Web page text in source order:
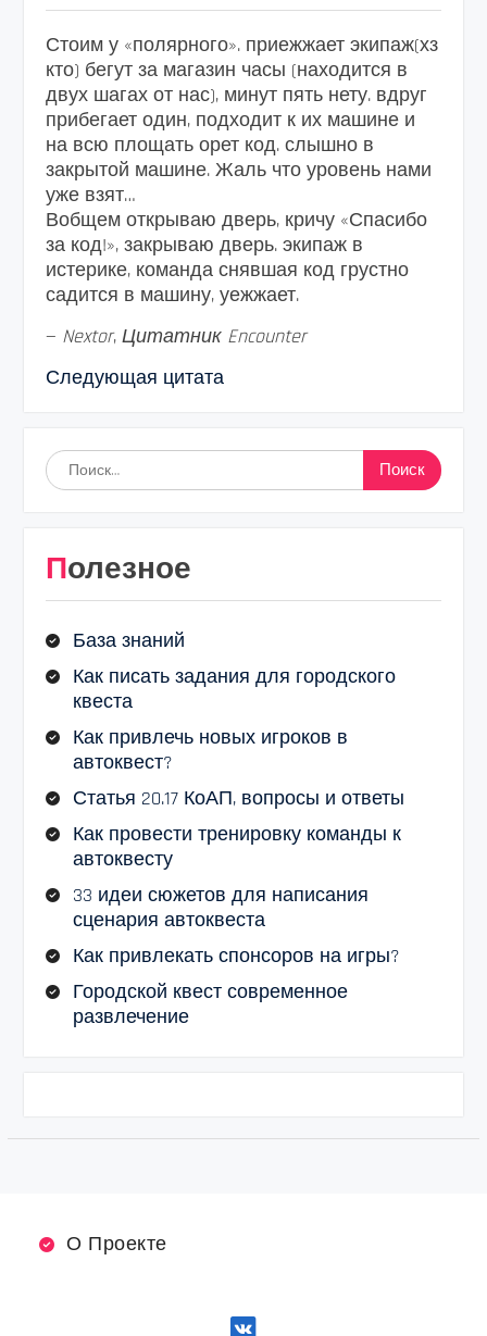
Стоим у «полярного». приежжает экипаж(хз
кто) бегут за магазин часы (находится в
двух шагах от нас), минут пять нету. вдруг
прибегает один, подходит к их машине и
на всю площать орет код. слышно в
закрытой машине. Жаль что уровень нами
уже взят…
Вобщем открываю дверь, кричу «Спасибо
за код!», закрываю дверь. экипаж в
истерике, команда снявшая код грустно
садится в машину, уежжает.
— Nextor, Цитатник Encounter
Следующая цитата
Найти:
Полезное
База знаний
Как писать задания для городского
квеста
Как привлечь новых игроков в
автоквест?
Статья 20.17 КоАП, вопросы и ответы
Как провести тренировку команды к
автоквесту
33 идеи сюжетов для написания
сценария автоквеста
Как привлекать спонсоров на игры?
Городской квест современное
развлечение
О Проекте